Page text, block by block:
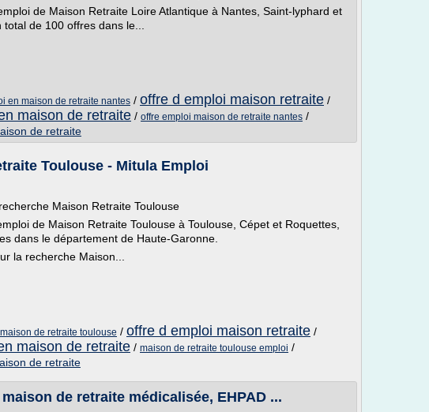
de Maison Retraite Loire Atlantique à Nantes, Saint-lyphard et
de 100 offres dans le...
en maison de retraite nantes / offre d emploi maison retraite /
maison de retraite / offre emploi maison de retraite nantes /
de retraite
Toulouse - Mitula Emploi
Maison Retraite Toulouse
de Maison Retraite Toulouse à Toulouse, Cépet et Roquettes,
dans le département de Haute-Garonne.
la recherche Maison...
de retraite toulouse / offre d emploi maison retraite /
maison de retraite / maison de retraite toulouse emploi /
de retraite
de retraite médicalisée, EHPAD ...